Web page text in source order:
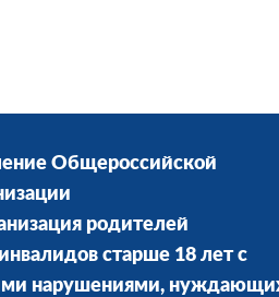
Общероссийской
родителей
старше 18 лет с
нарушениями,